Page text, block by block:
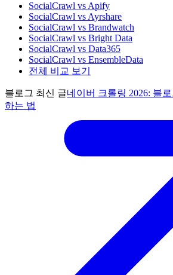
SocialCrawl vs Apify
SocialCrawl vs Ayrshare
SocialCrawl vs Brandwatch
SocialCrawl vs Bright Data
SocialCrawl vs Data365
SocialCrawl vs EnsembleData
전체 비교 보기
블로그 최신 글네이버 크롤링 2026: 블
하는 법